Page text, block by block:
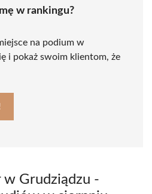
w rankingu?
na podium w
i pokaż swoim klientom, że
w Grudziądzu -